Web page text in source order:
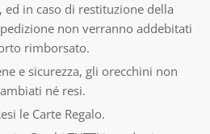
in caso di restituzione della
non verranno addebitati
rimborsato.
e sicurezza, gli orecchini non
né resi.
le Carte Regalo.